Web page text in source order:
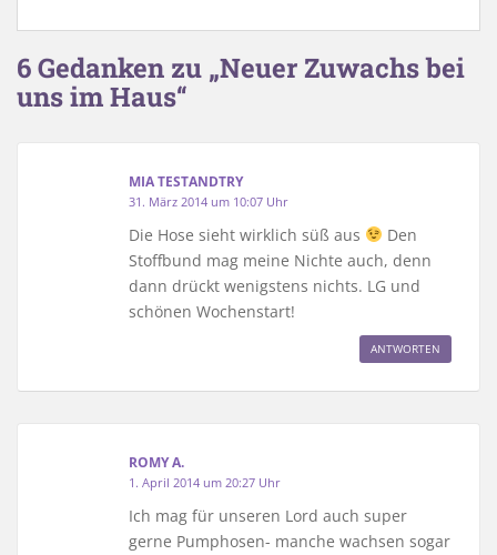
6 Gedanken zu „Neuer Zuwachs bei
uns im Haus“
MIA TESTANDTRY
31. März 2014 um 10:07 Uhr
Die Hose sieht wirklich süß aus
Den
Stoffbund mag meine Nichte auch, denn
dann drückt wenigstens nichts. LG und
schönen Wochenstart!
ANTWORTEN
ROMY A.
1. April 2014 um 20:27 Uhr
Ich mag für unseren Lord auch super
gerne Pumphosen- manche wachsen sogar